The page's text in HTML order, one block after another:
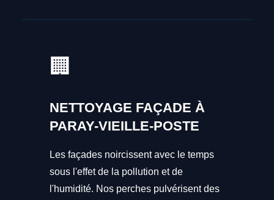
🏢
NETTOYAGE FAÇADE À
PARAY-VIEILLE-POSTE
Les façades noircissent avec le temps
sous l'effet de la pollution et de
l'humidité. Nos perches pulvérisent des